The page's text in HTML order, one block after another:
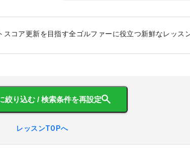
コア更新を目指す全ゴルファーに役立つ新鮮なレッス
絞り込む / 検索条件を再設定
レッスンTOPへ